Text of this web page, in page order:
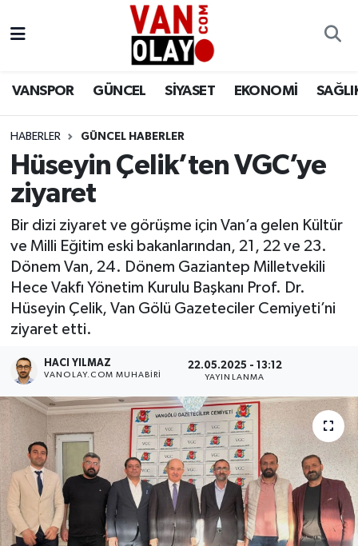
VANSPOR GÜNCEL SİYASET EKONOMİ
HABERLER GÜNCEL HABERLER
Hüseyin Çelik’ten VGC’ye
ziyaret
Bir dizi ziyaret ve görüşme için Van’a gelen Kültür
ve Milli Eğitim eski bakanlarından, 21, 22 ve 23.
Dönem Van, 24. Dönem Gaziantep Milletvekili
Hece Vakfı Yönetim Kurulu Başkanı Prof. Dr.
Hüseyin Çelik, Van Gölü Gazeteciler Cemiyeti’ni
ziyaret etti.
HACI YILMAZ
VANOLAY.COM MUHABIRI
22.05.2025 - 13:12
YAYINLANMA
Siyaset
Ekonomi
Sağlık
Eğitim
Bilim & Teknoloji
Van Nöbetçi Eczaneler
Van Namaz Vakitleri
Van Trafik Yoğunluk Haritası
Süper Lig Puan Durumu ve Fikstür
Tüm Manşetler
Son Dakika Haberleri